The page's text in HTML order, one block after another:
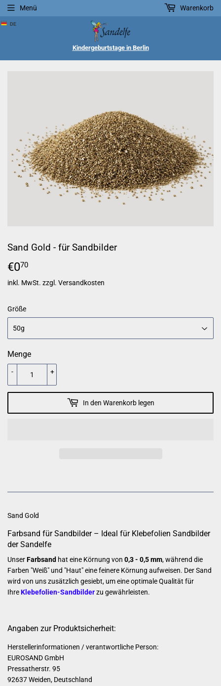
Kindergeburtstage in Berlin
Menü Warenkorb
Sand Gold - für Sandbilder
€070
inkl. MwSt. zzgl. Versandkosten
Größe
Menge
+
-
In den Warenkorb legen
Sand Gold
Farbsand für Sandbilder – Ideal für Klebefolien Sandbilder
der Sandelfe
UnserFarbsand hat eine Körnung von 0,3 - 0,5 mm, während die
Farben "Weiß" und "Haut" eine feinere Körnung aufweisen. Der Sand
wird von uns zusätzlich gesiebt, um eine optimale Qualität für
IhreKlebefolien-Sandbilderzu gewährleisten.
Angaben zur Produktsicherheit:
Herstellerinformationen / verantwortliche Person:
EUROSAND GmbH
Pressatherstr. 95
92637 Weiden, Deutschland
DE